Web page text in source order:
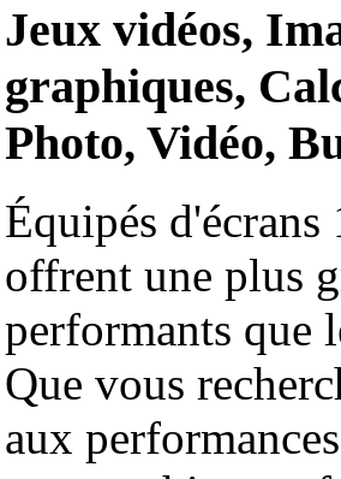
Jeux vidéos,
graphiques,
Photo, Vidéo,
Équipés
offrent une plus
performants que
Que vous
aux